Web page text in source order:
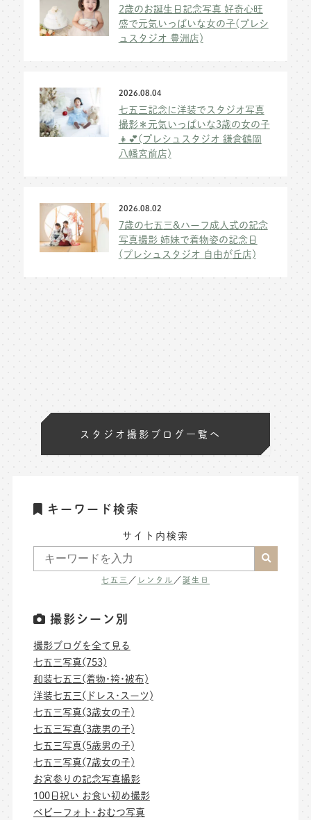
2歳のお誕生日記念写真 好奇心旺
盛で元気いっぱいな女の子(プレシ
ュスタジオ 豊洲店)
2026.08.04
七五三記念に洋装でスタジオ写真
撮影＊元気いっぱいな3歳の女の子
👧💕(プレシュスタジオ 鎌倉鶴岡
八幡宮前店)
2026.08.02
7歳の七五三&ハーフ成人式の記念
写真撮影 姉妹で着物姿の記念日
(プレシュスタジオ 自由が丘店)
スタジオ撮影ブログ一覧へ
キーワード検索
サイト内検索
七五三 ／ レンタル ／誕生日
撮影シーン別
撮影ブログを全て見る
七五三写真(753)
和装七五三(着物･袴･被布)
洋装七五三(ドレス･スーツ)
七五三写真(3歳女の子)
七五三写真(3歳男の子)
七五三写真(5歳男の子)
七五三写真(7歳女の子)
お宮参りの記念写真撮影
100日祝い お食い初め撮影
ベビーフォト･おむつ写真